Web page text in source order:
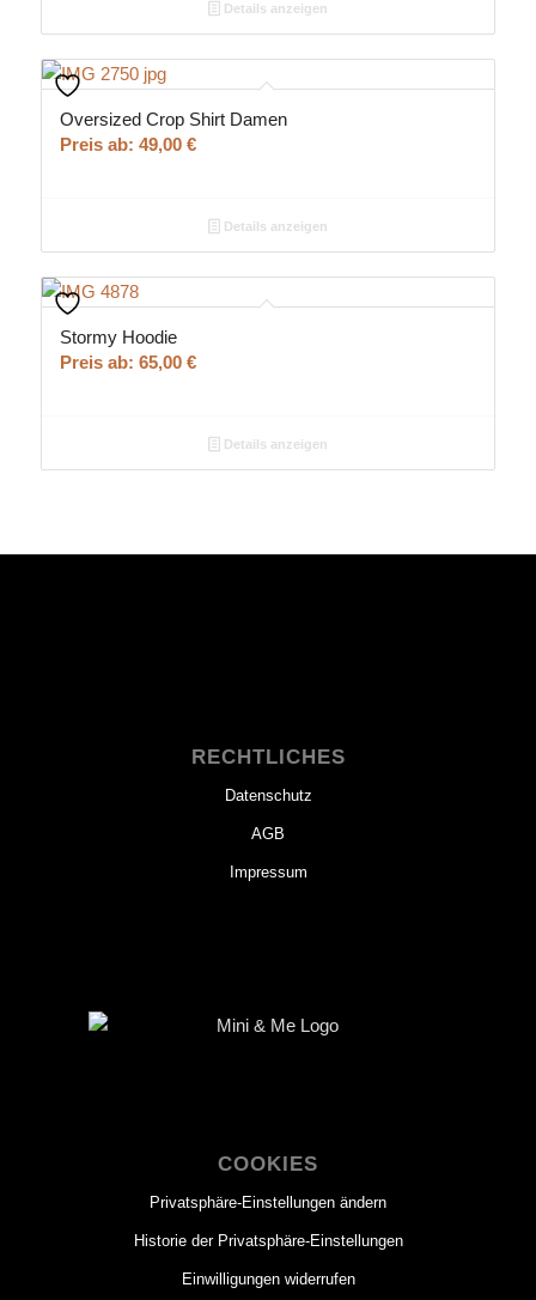
Details anzeigen
Oversized Crop Shirt Damen
Preis ab: 49,00 €
Details anzeigen
Stormy Hoodie
Preis ab: 65,00 €
Details anzeigen
RECHTLICHES
Datenschutz
AGB
Impressum
COOKIES
Privatsphäre-Einstellungen ändern
Historie der Privatsphäre-Einstellungen
Einwilligungen widerrufen